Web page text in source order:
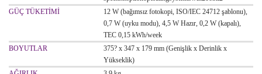
GÜÇ TÜKETİMİ
12 W (bağımsız fotokopi, ISO/IEC 24712 şablonu),
0,7 W (uyku modu), 4,5 W Hazır, 0,2 W (kapalı),
TEC 0,15 kWh/week
BOYUTLAR
375? x 347 x 179 mm (Genişlik x Derinlik x
Yükseklik)